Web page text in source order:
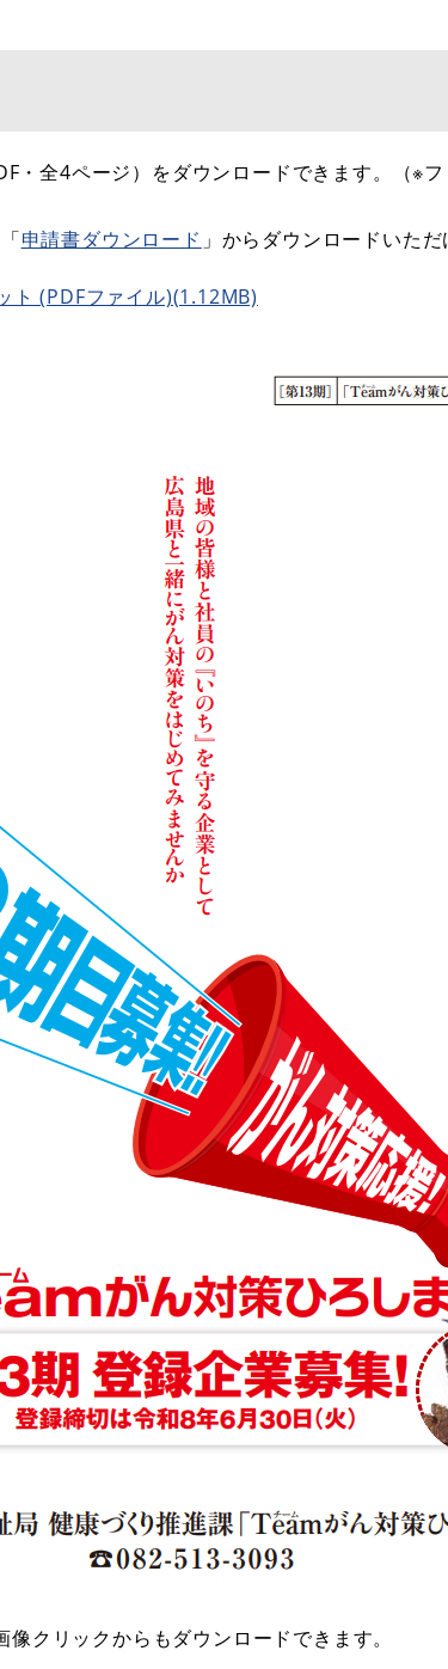
全4ページ）をダウンロードできます。（※フ
申請書ダウンロード 」からダウンロードいただ
(PDFファイル)(1.12MB)
クリックからもダウンロードできます。